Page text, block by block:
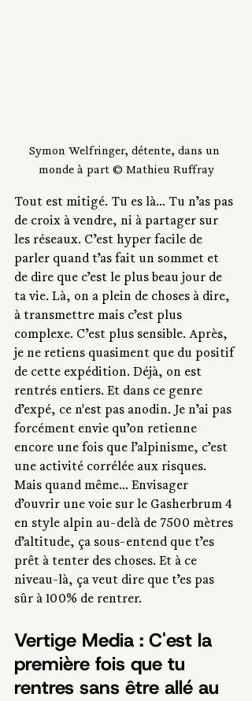
Symon Welfringer, détente, dans un
monde à part © Mathieu Ruffray
Tout est mitigé. Tu es là… Tu n’as pas
de croix à vendre, ni à partager sur
les réseaux. C’est hyper facile de
parler quand t’as fait un sommet et
de dire que c’est le plus beau jour de
ta vie. Là, on a plein de choses à dire,
à transmettre mais c’est plus
complexe. C’est plus sensible. Après,
je ne retiens quasiment que du positif
de cette expédition. Déjà, on est
rentrés entiers. Et dans ce genre
d’expé, ce n'est pas anodin. Je n’ai pas
forcément envie qu’on retienne
encore une fois que l’alpinisme, c’est
une activité corrélée aux risques.
Mais quand même… Envisager
d’ouvrir une voie sur le Gasherbrum 4
en style alpin au-delà de 7500 mètres
d’altitude, ça sous-entend que t’es
prêt à tenter des choses. Et à ce
niveau-là, ça veut dire que t’es pas
sûr à 100% de rentrer.
Vertige Media : C'est la
première fois que tu
rentres sans être allé au